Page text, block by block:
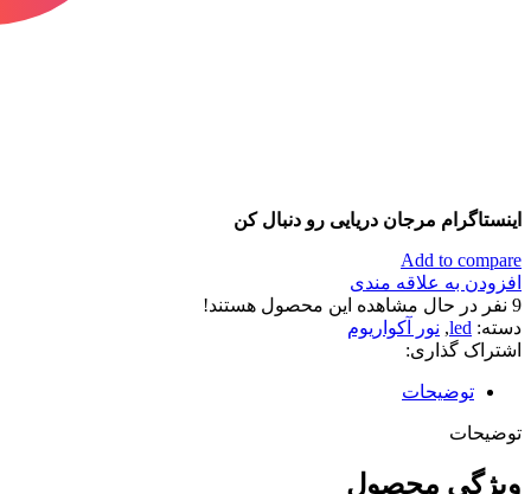
اینستاگرام مرجان دریایی رو دنبال کن
Add to compare
افزودن به علاقه مندی
9 نفر در حال مشاهده این محصول هستند!
دسته: led
, نور آکواریوم
اشتراک گذاری:
توضیحات
توضیحات
ویژگی محصول